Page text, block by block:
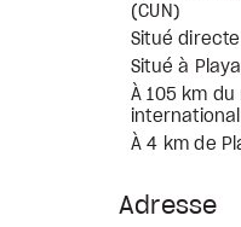
(CUN)
Situé
Situé à
À 105 km
À 4 km de
Adresse